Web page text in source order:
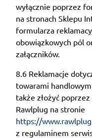
wyłącznie poprzez
na stronach Sklepu
formularza
obowiązkowych pól
załączników.
8.6 Reklamacje
towarami
także złożyć
Rawlplug na stronie
https://
z regulaminem